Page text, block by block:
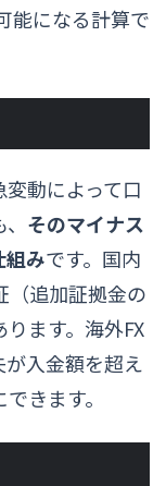
能になる計算で
動によって口
そのマイナス
組みです。国内
（追加証拠金の
ます。海外FX
入金額を超え
きます。